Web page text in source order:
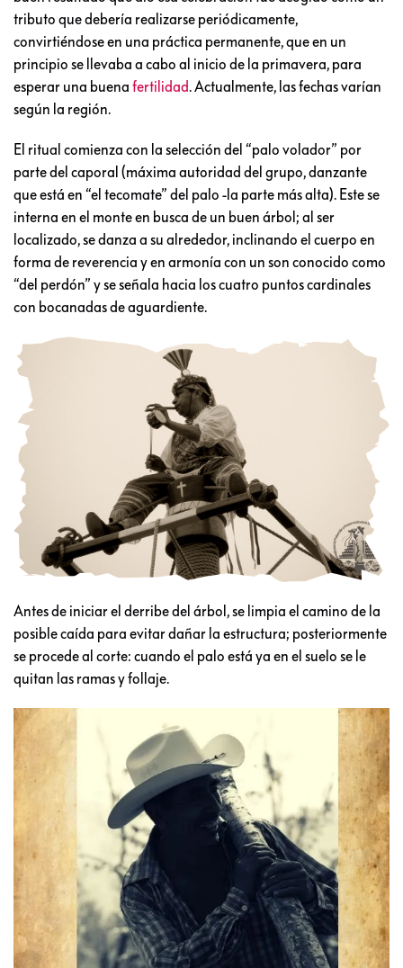
tributo que debería realizarse periódicamente,
convirtiéndose en una práctica permanente, que en un
principio se llevaba a cabo al inicio de la primavera, para
esperar una buena fertilidad. Actualmente, las fechas varían
según la región.
El ritual comienza con la selección del “palo volador” por
parte del caporal (máxima autoridad del grupo, danzante
que está en “el tecomate” del palo -la parte más alta). Este se
interna en el monte en busca de un buen árbol; al ser
localizado, se danza a su alrededor, inclinando el cuerpo en
forma de reverencia y en armonía con un son conocido como
“del perdón” y se señala hacia los cuatro puntos cardinales
con bocanadas de aguardiente.
Antes de iniciar el derribe del árbol, se limpia el camino de la
posible caída para evitar dañar la estructura; posteriormente
se procede al corte: cuando el palo está ya en el suelo se le
quitan las ramas y follaje.